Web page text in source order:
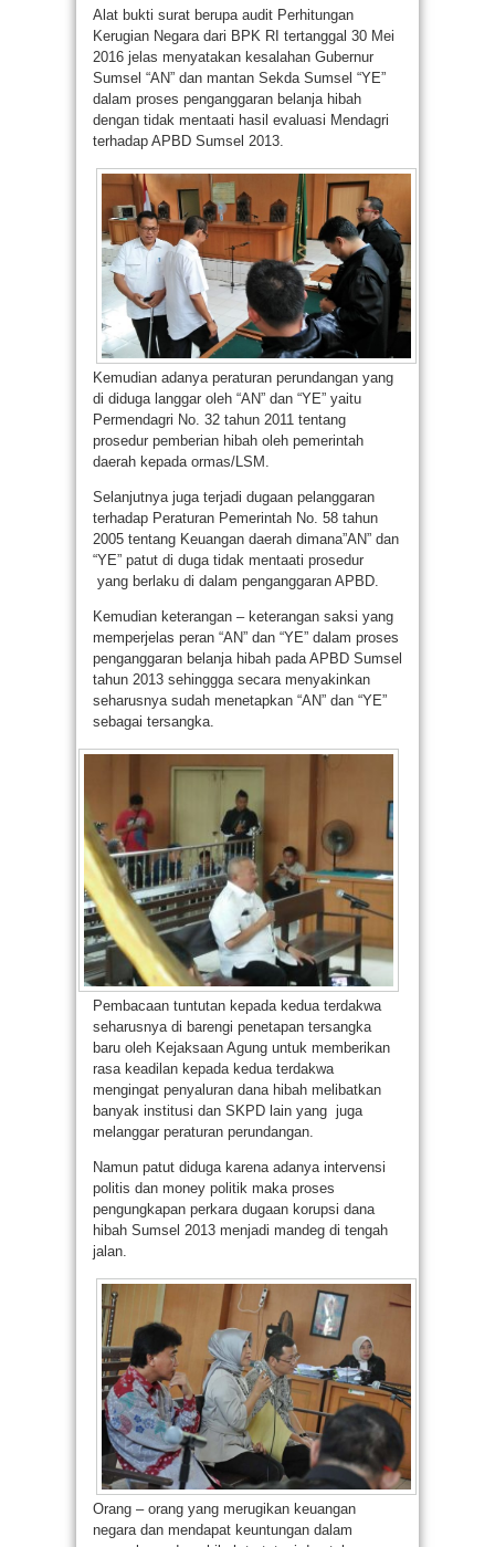
Alat bukti surat berupa audit Perhitungan
Kerugian Negara dari BPK RI tertanggal 30 Mei
2016 jelas menyatakan kesalahan Gubernur
Sumsel “AN” dan mantan Sekda Sumsel “YE”
dalam proses penganggaran belanja hibah
dengan tidak mentaati hasil evaluasi Mendagri
terhadap APBD Sumsel 2013.
Kemudian adanya peraturan perundangan yang
di diduga langgar oleh “AN” dan “YE” yaitu
Permendagri No. 32 tahun 2011 tentang
prosedur pemberian hibah oleh pemerintah
daerah kepada ormas/LSM.
Selanjutnya juga terjadi dugaan pelanggaran
terhadap Peraturan Pemerintah No. 58 tahun
2005 tentang Keuangan daerah dimana”AN” dan
“YE” patut di duga tidak mentaati prosedur
yang berlaku di dalam penganggaran APBD.
Kemudian keterangan – keterangan saksi yang
memperjelas peran “AN” dan “YE” dalam proses
penganggaran belanja hibah pada APBD Sumsel
tahun 2013 sehinggga secara menyakinkan
seharusnya sudah menetapkan “AN” dan “YE”
sebagai tersangka.
Pembacaan tuntutan kepada kedua terdakwa
seharusnya di barengi penetapan tersangka
baru oleh Kejaksaan Agung untuk memberikan
rasa keadilan kepada kedua terdakwa
mengingat penyaluran dana hibah melibatkan
banyak institusi dan SKPD lain yang juga
melanggar peraturan perundangan.
Namun patut diduga karena adanya intervensi
politis dan money politik maka proses
pengungkapan perkara dugaan korupsi dana
hibah Sumsel 2013 menjadi mandeg di tengah
jalan.
Orang – orang yang merugikan keuangan
negara dan mendapat keuntungan dalam